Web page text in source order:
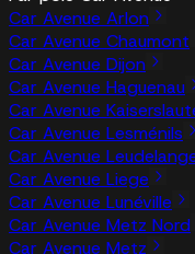
Car Avenue Arlon
Car Avenue Chaumont
Car Avenue Dijon
Car Avenue Haguenau
Car Avenue
Car Avenue Lesménils
Car Avenue
Car Avenue Liege
Car Avenue Lunéville
Car Avenue Metz Nord
Car Avenue Metz